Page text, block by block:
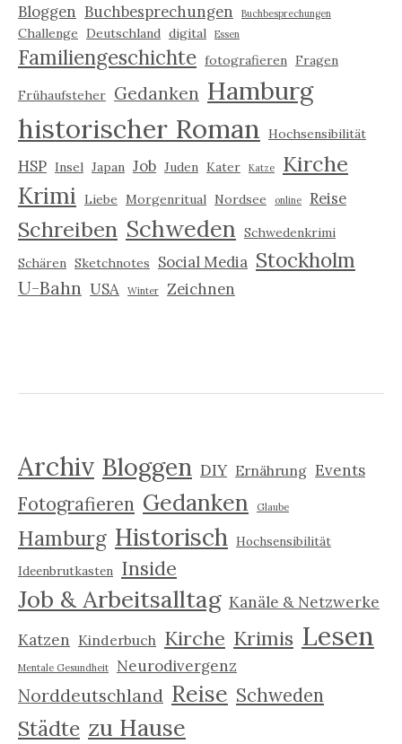
Bloggen Buchbesprechungen Buchbesprechungen
Challenge Deutschland digital Essen
Familiengeschichte fotografieren Fragen
Frühaufsteher Gedanken Hamburg
historischer Roman Hochsensibilität
HSP Insel Japan Job Juden Kater Katze Kirche
Krimi Liebe Morgenritual Nordsee online Reise
Schreiben Schweden Schwedenkrimi
Schären Sketchnotes Social Media Stockholm
U-Bahn USA Winter Zeichnen
Archiv Bloggen DIY Ernährung Events
Fotografieren Gedanken Glaube
Hamburg Historisch Hochsensibilität
Ideenbrutkasten Inside
Job & Arbeitsalltag Kanäle & Netzwerke
Katzen Kinderbuch Kirche Krimis Lesen
Mentale Gesundheit Neurodivergenz
Norddeutschland Reise Schweden
Städte zu Hause